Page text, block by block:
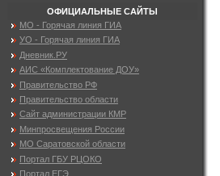
ОФИЦИАЛЬНЫЕ САЙТЫ
МО - Горячая линия ГИА
УО - Горячая линия ГИА
Дневник.РУ
АИС «Комплектование ДОУ»
Правительство РФ
Правительство области
Сайт администрации КМР
Минпросвещения России
МО Саратовской области
Портал ГБУ РЦОКО
Портал ЕГЭ